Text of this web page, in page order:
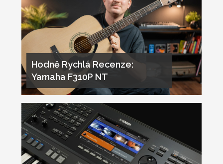
Hodně Rychlá Recenze:
Yamaha F310P NT